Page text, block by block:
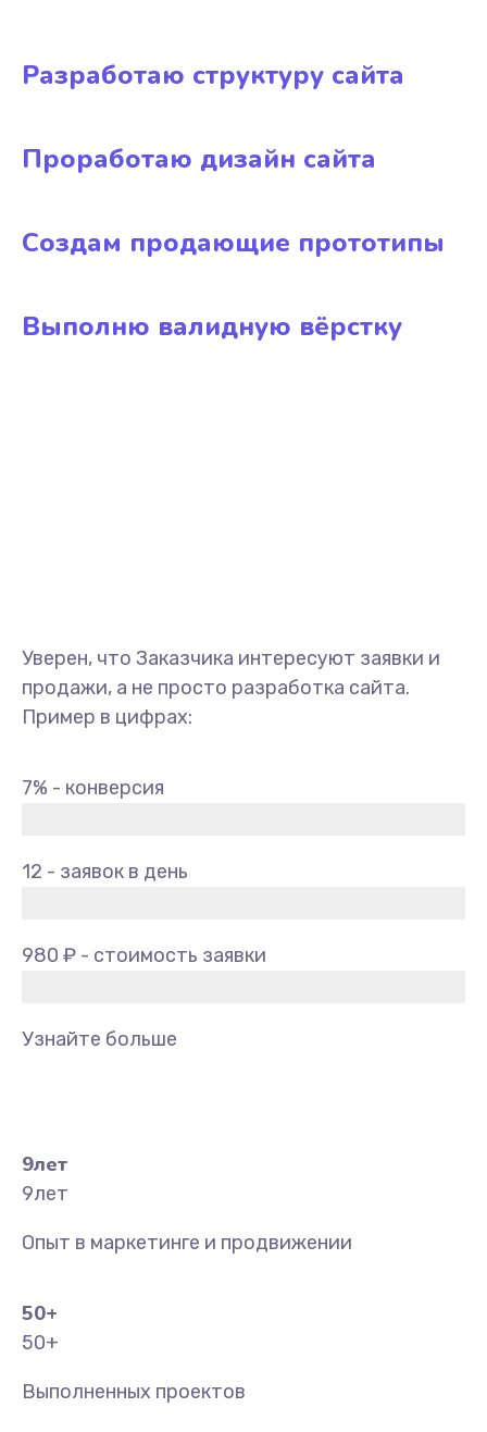
Разработаю структуру сайта
Проработаю дизайн сайта
Создам продающие прототипы
Выполню валидную вёрстку
Уверен, что Заказчика интересуют заявки и
продажи, а не просто разработка сайта.
Пример в цифрах:
7% - конверсия
12 - заявок в день
980 ₽ - стоимость заявки
Узнайте больше
9лет
9лет
Опыт в маркетинге и продвижении
50+
50+
Выполненных проектов